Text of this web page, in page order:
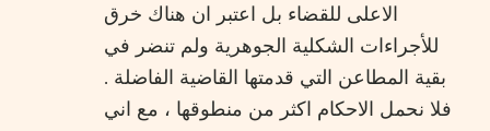
الاعلى للقضاء بل اعتبر ان هناك خرق
للأجراءات الشكلية الجوهرية ولم تنضر في
بقية المطاعن التي قدمتها القاضية الفاضلة .
فلا نحمل الاحكام اكثر من منطوقها ، مع اني